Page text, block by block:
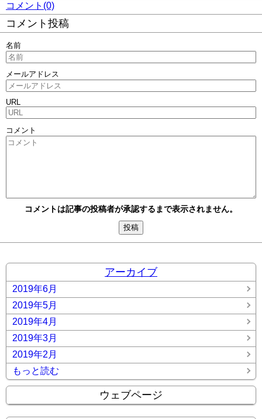
コメント(0)
コメント投稿
名前
メールアドレス
URL
コメント
コメントは記事の投稿者が承認するまで表示されません。
アーカイブ
2019年6月
2019年5月
2019年4月
2019年3月
2019年2月
もっと読む
ウェブページ